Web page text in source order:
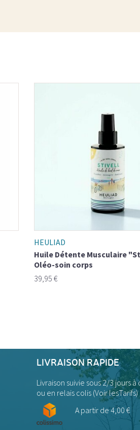
HEULIAD
Huile Détente Musculaire
Oléo-soin corps
39,95 €
LIVRAISON RAPIDE
Livraison suivie sous 2/3 jours
ou en relais colis (Voir lesTarifs)
A partir de 4,00 €